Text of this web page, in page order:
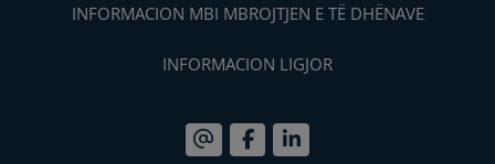
INFORMACION MBI MBROJTJEN E TË DHËNAVE
INFORMACION LIGJOR